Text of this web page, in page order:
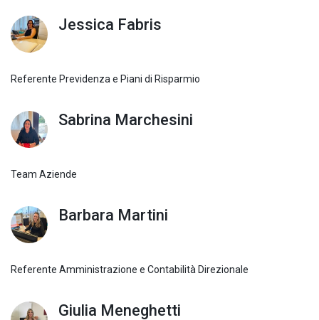
Jessica Fabris
Referente Previdenza e Piani di Risparmio
Sabrina Marchesini
Team Aziende
Barbara Martini
Referente Amministrazione e Contabilità Direzionale
Giulia Meneghetti